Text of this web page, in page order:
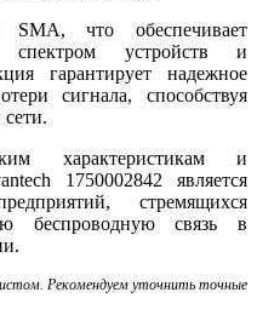
SMA, что обеспечивает
устройств и
гарантирует надежное
сигнала, способствуя
характеристикам и
1750002842 является
стремящихся
беспроводную связь в
Рекомендуем уточнить точные